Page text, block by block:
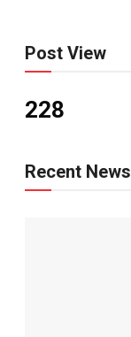
Post View
228
Recent News